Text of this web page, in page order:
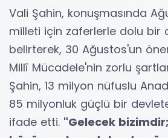
Vali Şahin, konuşmasında
milleti için zaferlerle dolu bir
belirterek, 30 Ağustos'un
Millî Mücadele'nin zorlu
Şahin, 13 milyon nüfuslu
85 milyonluk güçlü bir
ifade etti. "Gelecek